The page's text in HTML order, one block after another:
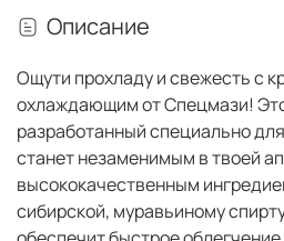
Описание
Ощути прохладу и свежесть с
охлаждающим от Спецмази!
разработанный специально
станет незаменимым в твоей
высококачественным
сибирской, муравьиному